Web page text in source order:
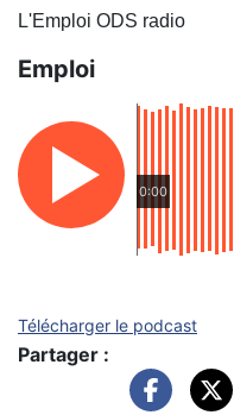
L'Emploi ODS radio
Emploi
0:00
Télécharger le podcast
Partager :